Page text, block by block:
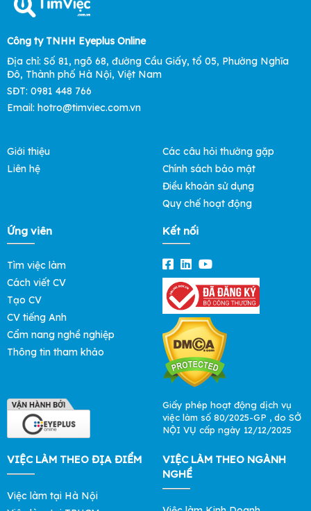
Công ty TNHH Eyeplus Online
Địa chỉ: Số 81, ngõ 68, đường Cầu Giấy, tổ 05, Phường Nghĩa
Đô, Thành phố Hà Nội, Việt Nam
SĐT: 0981 448 766
Email: hotro@timviec.com.vn
Giới thiệu
Liên hệ
Các câu hỏi thường gặp
Chính sách bảo mật
Điều khoản sử dụng
Quy chế hoạt động
Ứng viên
Tìm việc làm
Cách viết CV
Tạo CV
CV tiếng Anh
Cẩm nang nghề nghiệp
Thông tin tham khảo
Kết nối
Giấy phép hoạt động dịch vụ
việc làm số 80/2025-GP , do SỞ
NỘI VỤ cấp ngày 12/12/2025
VIỆC LÀM THEO ĐỊA ĐIỂM
Việc làm tại Hà Nội
VIỆC LÀM THEO NGÀNH
NGHỀ